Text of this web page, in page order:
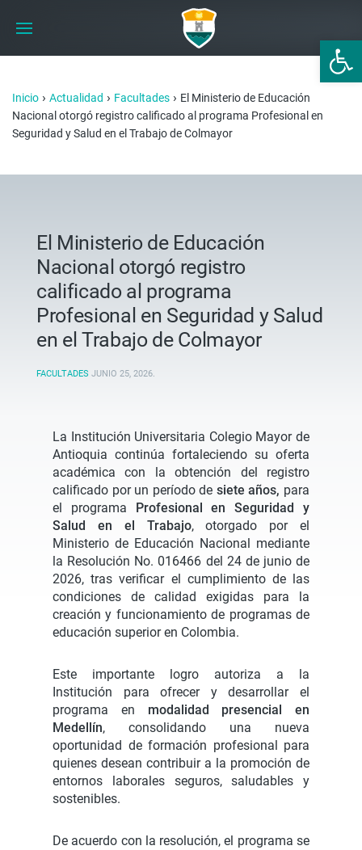
Abrir
Inicio › Actualidad › Facultades › El Ministerio de Educación
Nacional otorgó registro calificado al programa Profesional en
Seguridad y Salud en el Trabajo de Colmayor
El Ministerio de Educación
Nacional otorgó registro
calificado al programa
Profesional en Seguridad y Salud
en el Trabajo de Colmayor
FACULTADES JUNIO 25, 2026.
La Institución Universitaria Colegio Mayor de
Antioquia continúa fortaleciendo su oferta
académica con la obtención del registro
calificado por un período de siete años, para
el programa Profesional en Seguridad y
Salud en el Trabajo, otorgado por el
Ministerio de Educación Nacional mediante
la Resolución No. 016466 del 24 de junio de
2026, tras verificar el cumplimiento de las
condiciones de calidad exigidas para la
creación y funcionamiento de programas de
educación superior en Colombia.
Este importante logro autoriza a la
Institución para ofrecer y desarrollar el
programa en modalidad presencial en
Medellín, consolidando una nueva
oportunidad de formación profesional para
quienes desean contribuir a la promoción de
entornos laborales seguros, saludables y
sostenibles.
De acuerdo con la resolución, el programa se